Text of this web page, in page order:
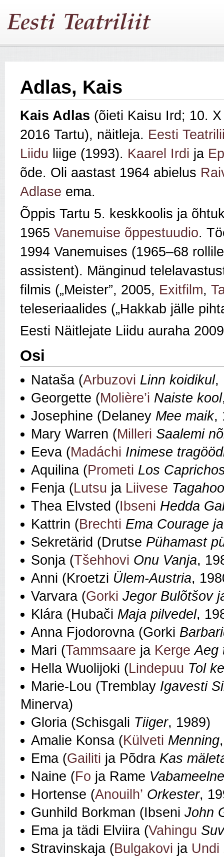
Adlas, Kais
Kais Adlas (õieti Kaisu Ird; 10.
2016 Tartu), näitleja. Eesti
Liidu liige (1993). Kaarel Irdi ja
õde. Oli aastast 1964 abielus
Adlase ema.
Õppis Tartu 5. keskkoolis ja
1965 Vanemuise õppestuudio.
1994 Vanemuises (1965–68
assistent). Mänginud
filmis („Meister”, 2005, Exitfilm,
teleseriaalides („Hakkab jälle
Eesti Näitlejate Liidu auraha
Osi
Nataša (Arbuzovi Linn koidikul,
Georgette (Molière’i Naiste kool
Josephine (Delaney Mee maik,
Mary Warren (Milleri Saalemi
Eeva (Madáchi Inimese
Aquilina (Prometi Los
Fenja (Lutsu ja Liivese
Thea Elvsted (Ibseni Hedda
Kattrin (Brechti Ema Courage
Sekretärid (Drutse Pühamast
Sonja (Tšehhovi Onu Vanja,
Anni (Kroetzi Ülem-Austria,
Varvara (Gorki Jegor Bulõtšov
Klára (Hubači Maja pilvedel,
Anna Fjodorovna (Gorki
Mari (Tammsaare ja Kerge Aeg
Hella Wuolijoki (Lindepuu Tol
Marie-Lou (Tremblay Igavesti
Minerva)
Gloria (Schisgali Tiiger, 1989)
Amalie Konsa (Külveti Menning
Ema (Gailiti ja Põdra Kas
Naine (Fo ja Rame
Hortense (Anouilh’ Orkester,
Gunhild Borkman (Ibseni John
Ema ja tädi Elviira (Vahingu
Stravinskaja (Bulgakovi ja Undi